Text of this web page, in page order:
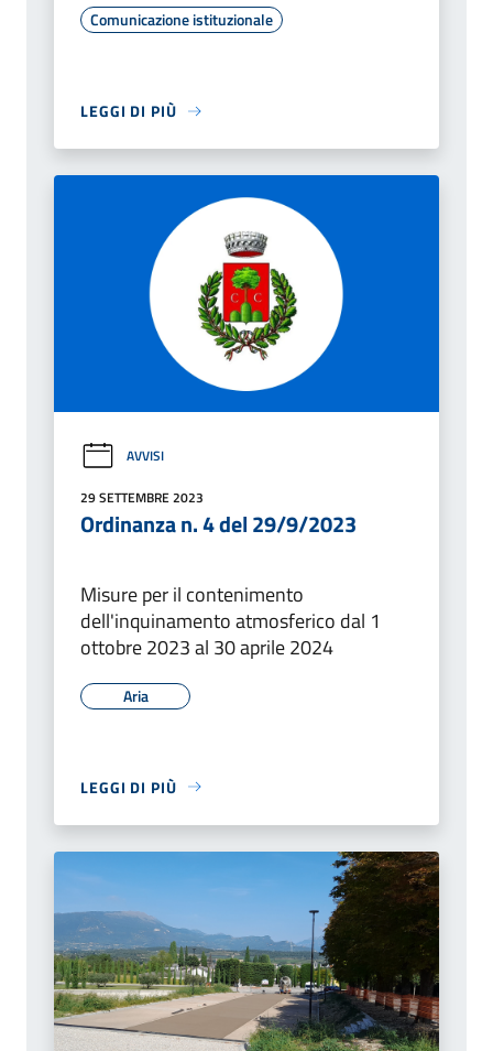
Comunicazione istituzionale
LEGGI DI PIÙ
AVVISI
29 SETTEMBRE 2023
Ordinanza n. 4 del 29/9/2023
Misure per il contenimento
dell'inquinamento atmosferico dal 1
ottobre 2023 al 30 aprile 2024
Aria
LEGGI DI PIÙ